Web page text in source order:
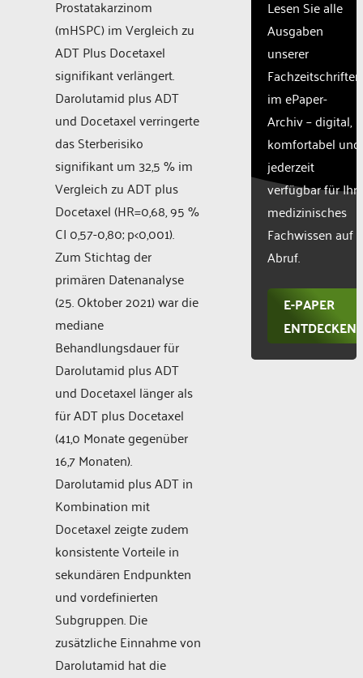
Prostatakarzinom
(mHSPC) im Vergleich zu
ADT Plus Docetaxel
signifikant verlängert.
Darolutamid plus ADT
und Docetaxel verringerte
das Sterberisiko
signifikant um 32,5 % im
Vergleich zu ADT plus
Docetaxel (HR=0,68, 95 %
CI 0,57-0,80; p<0,001).
Zum Stichtag der
primären Datenanalyse
(25. Oktober 2021) war die
mediane
Behandlungsdauer für
Darolutamid plus ADT
und Docetaxel länger als
für ADT plus Docetaxel
(41,0 Monate gegenüber
16,7 Monaten).
Darolutamid plus ADT in
Kombination mit
Docetaxel zeigte zudem
konsistente Vorteile in
sekundären Endpunkten
und vordefinierten
Subgruppen. Die
zusätzliche Einnahme von
Darolutamid hat die
Lesen Sie alle
Ausgaben
unserer
Fachzeitschriften
im ePaper-
Archiv – digital,
komfortabel und
jederzeit
verfügbar für Ihr
medizinisches
Fachwissen auf
Abruf.
E-PAPER
ENTDECKEN